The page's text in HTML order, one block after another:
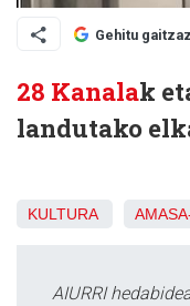
Gehitu
28 Kanalak
landutako
KULTURA
AIURRI